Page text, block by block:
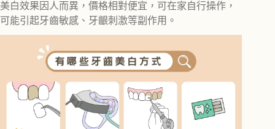
美白效果因人而異，價格相對便宜，可在家自行操作，
可能引起牙齒敏感、牙齦刺激等副作用。